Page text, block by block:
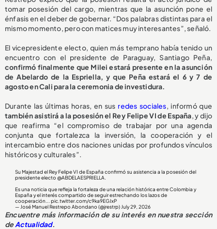
tomar posesión del cargo, mientras que la asunción pone el
énfasis en el deber de gobernar. “Dos palabras distintas para el
mismo momento, pero con matices muy interesantes”, señaló.
El vicepresidente electo, quien más temprano había tenido un
encuentro con el presidente de Paraguay, Santiago Peña,
confirmó finalmente que Milei estará presente en la asunción
de Abelardo de la Espriella, y que Peña estará el 6 y 7 de
agosto en Cali para la ceremonia de investidura.
Durante las últimas horas, en sus redes sociales, informó que
también asistirá a la posesión el Rey Felipe VI de España, y dijo
que reafirma “el compromiso de trabajar por una agenda
conjunta que fortalezca la inversión, la cooperación y el
intercambio entre dos naciones unidas por profundos vínculos
históricos y culturales”.
Su Majestad el Rey Felipe VI de España confirmó su asistencia a la posesión del
presidente electo@ABDELAESPRIELLA
Es una noticia que refleja la fortaleza de una relación histórica entre Colombia y
España y el interés compartido de seguir estrechando los lazos de
cooperación...pic.twitter.com/c9ka9EGJxP
— José Manuel Restrepo Abondano (@jrestrp) July 29, 2026
Encuentre más información de su interés en nuestra sección
deActualidad.